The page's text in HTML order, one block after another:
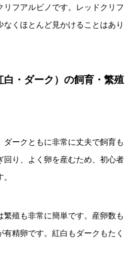
リフアルビノです。レッドクリフ
なくほとんど見かけることはあり
白・ダーク）の飼育・繁殖
ダークともに非常に丈夫で飼育も
回り、よく卵を産むため、初心者
繁殖も非常に簡単です。産卵数も
精卵です。紅白もダークもたく